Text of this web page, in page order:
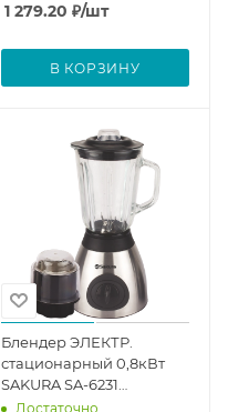
1 279.20 ₽/шт
В КОРЗИНУ
Блендер ЭЛЕКТР.
стационарный 0,8кВт
SAKURA SA-6231
кофемолка
Достаточно